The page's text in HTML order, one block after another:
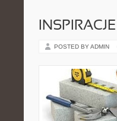
POSTED BY ADMIN